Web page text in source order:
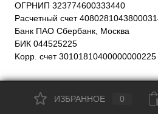
ОГРНИП 323774600333440
Расчетный счет
Банк ПАО Сбербанк, Москва
БИК 044525225
Kорр. счет 30101810400000000225
ИЗБРАННОЕ
0